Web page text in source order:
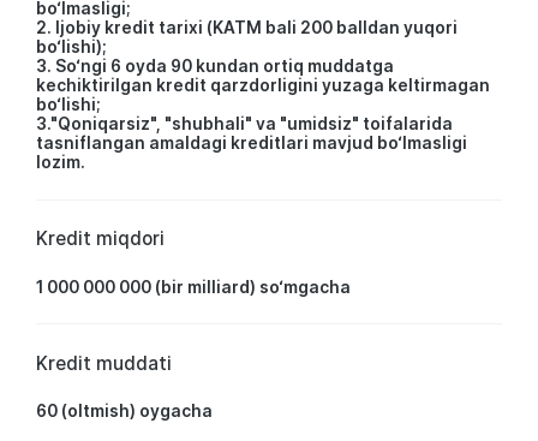
bo‘lmasligi;
2. Ijobiy kredit tarixi (KATM bali 200 balldan yuqori
bo‘lishi);
3. So‘ngi 6 oyda 90 kundan ortiq muddatga
kechiktirilgan kredit qarzdorligini yuzaga keltirmagan
bo‘lishi;
3."Qoniqarsiz", "shubhali" va "umidsiz" toifalarida
tasniflangan amaldagi kreditlari mavjud bo‘lmasligi
lozim.
Kredit miqdori
1 000 000 000 (bir milliard) so‘mgacha
Kredit muddati
60 (oltmish) oygacha